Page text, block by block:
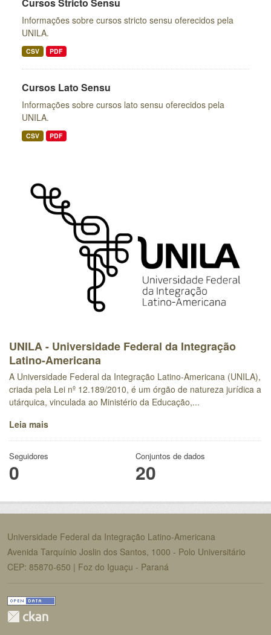
UNILA - Universidade Federal da Integração
Latino-Americana
A Universidade Federal da Integração Latino-Americana (UNILA),
criada pela Lei nº 12.189/2010, é um órgão de natureza jurídica a
utárquica, vinculada ao Ministério da Educação,...
Leia mais
Seguidores
0
Conjuntos de dados
20
Informações sobre cursos stricto sensu oferecidos pela
UNILA.
CSV PDF
Cursos Lato Sensu
Informações sobre cursos lato sensu oferecidos pela
UNILA.
CSV PDF
Universidade Federal da Integração Latino-Americana
Avenida Tarquínio Joslin dos Santos, 1000 - Polo Universitário
CEP: 85870-650 | Foz do Iguaçu - Paraná